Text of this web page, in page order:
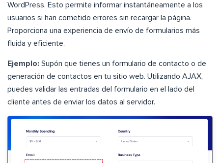
WordPress. Esto permite informar instantáneamente a los
usuarios si han cometido errores sin recargar la página.
Proporciona una experiencia de envío de formularios más
fluida y eficiente.
Ejemplo: Supón que tienes un formulario de contacto o de
generación de contactos en tu sitio web. Utilizando AJAX,
puedes validar las entradas del formulario en el lado del
cliente antes de enviar los datos al servidor.